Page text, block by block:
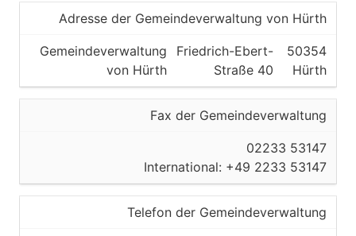
Adresse der Gemeindeverwaltung von Hürth
Gemeindeverwaltung
von Hürth
Friedrich-Ebert-
Straße 40
50354
Hürth
Fax der Gemeindeverwaltung
02233 53147
International: +49 2233 53147
Telefon der Gemeindeverwaltung